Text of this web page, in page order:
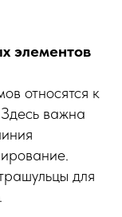
элементов
относятся к
важна
для